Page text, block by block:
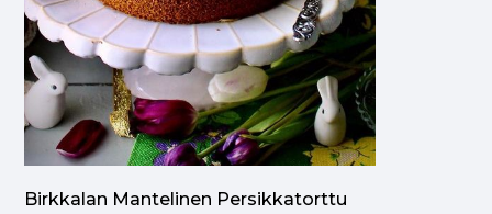
Birkkalan Mantelinen Persikkatorttu